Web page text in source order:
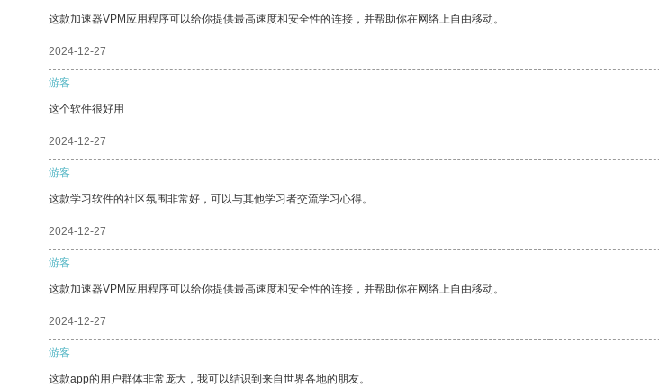
这款加速器VPM应用程序可以给你提供最高速度和安全性的连接，并帮助你在网络上自由移动。
2024-12-27
游客
这个软件很好用
2024-12-27
游客
这款学习软件的社区氛围非常好，可以与其他学习者交流学习心得。
2024-12-27
游客
这款加速器VPM应用程序可以给你提供最高速度和安全性的连接，并帮助你在网络上自由移动。
2024-12-27
游客
这款app的用户群体非常庞大，我可以结识到来自世界各地的朋友。